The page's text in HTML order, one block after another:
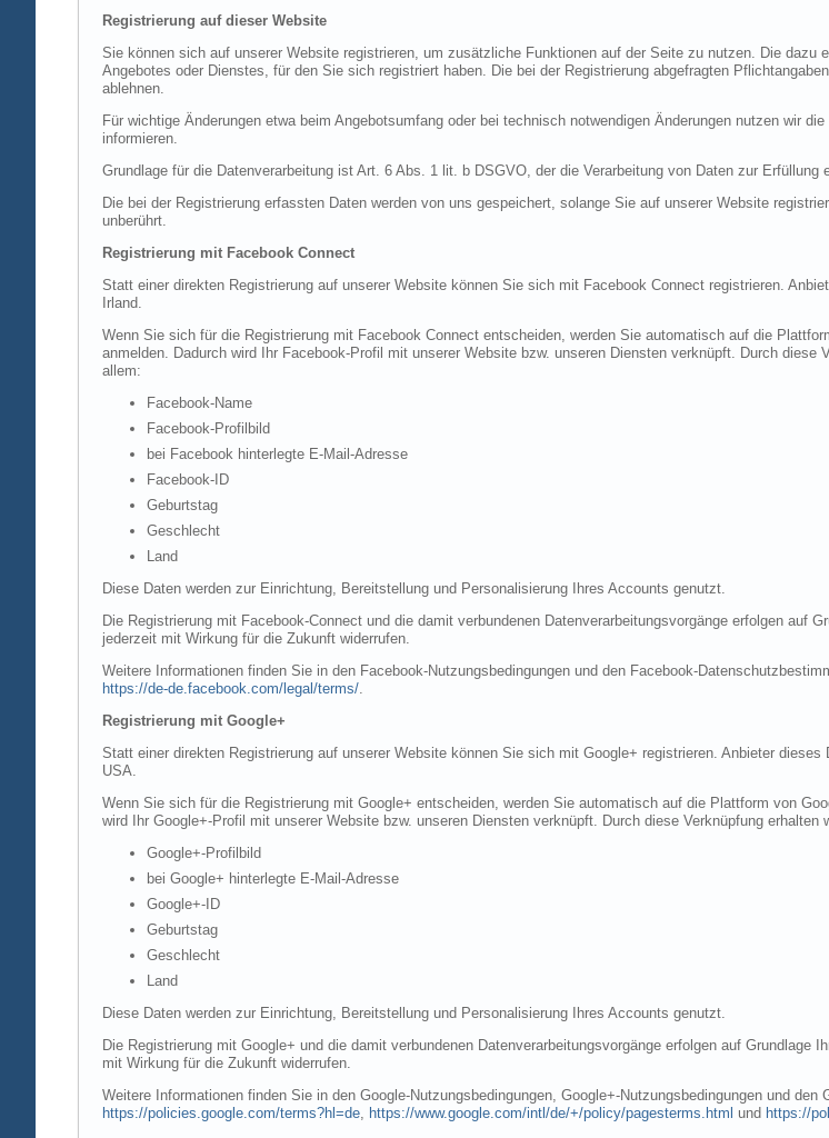
Registrierung auf dieser Website
Sie können sich auf unserer Website registrieren, um zusätzliche Funktionen auf der Seite zu nutzen. Die dazu
Angebotes oder Dienstes, für den Sie sich registriert haben. Die bei der Registrierung abgefragten
ablehnen.
Für wichtige Änderungen etwa beim Angebotsumfang oder bei technisch notwendigen Änderungen nutzen wir
informieren.
Grundlage für die Datenverarbeitung ist Art. 6 Abs. 1 lit. b DSGVO, der die Verarbeitung von Daten zur
Die bei der Registrierung erfassten Daten werden von uns gespeichert, solange Sie auf unserer Website
unberührt.
Registrierung mit Facebook Connect
Statt einer direkten Registrierung auf unserer Website können Sie sich mit Facebook Connect registrieren.
Irland.
Wenn Sie sich für die Registrierung mit Facebook Connect entscheiden, werden Sie automatisch auf die
anmelden. Dadurch wird Ihr Facebook-Profil mit unserer Website bzw. unseren Diensten verknüpft. Durch
allem:
Facebook-Name
Facebook-Profilbild
bei Facebook hinterlegte E-Mail-Adresse
Facebook-ID
Geburtstag
Geschlecht
Land
Diese Daten werden zur Einrichtung, Bereitstellung und Personalisierung Ihres Accounts genutzt.
Die Registrierung mit Facebook-Connect und die damit verbundenen Datenverarbeitungsvorgänge erfolgen auf
jederzeit mit Wirkung für die Zukunft widerrufen.
Weitere Informationen finden Sie in den Facebook-Nutzungsbedingungen und den Facebook-
https://de-de.facebook.com/legal/terms/.
Registrierung mit Google+
Statt einer direkten Registrierung auf unserer Website können Sie sich mit Google+ registrieren. Anbieter
USA.
Wenn Sie sich für die Registrierung mit Google+ entscheiden, werden Sie automatisch auf die Plattform von
wird Ihr Google+-Profil mit unserer Website bzw. unseren Diensten verknüpft. Durch diese Verknüpfung
Google+-Profilbild
bei Google+ hinterlegte E-Mail-Adresse
Google+-ID
Geburtstag
Geschlecht
Land
Diese Daten werden zur Einrichtung, Bereitstellung und Personalisierung Ihres Accounts genutzt.
Die Registrierung mit Google+ und die damit verbundenen Datenverarbeitungsvorgänge erfolgen auf
mit Wirkung für die Zukunft widerrufen.
Weitere Informationen finden Sie in den Google-Nutzungsbedingungen, Google+-Nutzungsbedingungen und
https://policies.google.com/terms?hl=de, https://www.google.com/intl/de/+/policy/pagesterms.html und https://